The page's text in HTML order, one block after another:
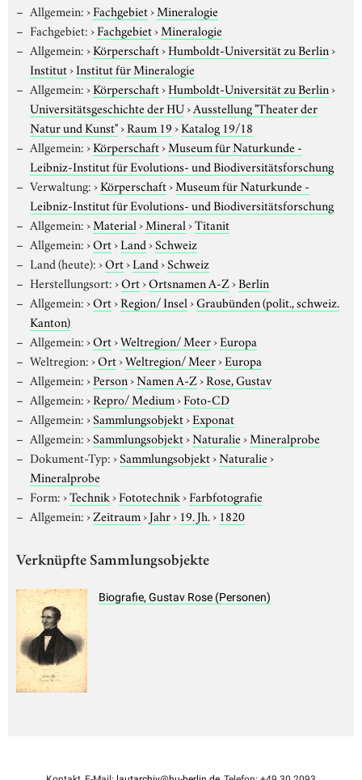
Allgemein:›Fachgebiet›Mineralogie
Fachgebiet:›Fachgebiet›Mineralogie
Allgemein:›Körperschaft›Humboldt-Universität zu Berlin›
Institut›Institut für Mineralogie
Allgemein:›Körperschaft›Humboldt-Universität zu Berlin›
Universitätsgeschichte der HU›Ausstellung "Theater der
Natur und Kunst"›Raum 19›Katalog 19/18
Allgemein:›Körperschaft›Museum für Naturkunde -
Leibniz-Institut für Evolutions- und Biodiversitätsforschung
Verwaltung:›Körperschaft›Museum für Naturkunde -
Leibniz-Institut für Evolutions- und Biodiversitätsforschung
Allgemein:›Material›Mineral›Titanit
Allgemein:›Ort›Land›Schweiz
Land (heute):›Ort›Land›Schweiz
Herstellungsort:›Ort›Ortsnamen A-Z›Berlin
Allgemein:›Ort›Region/ Insel›Graubünden (polit., schweiz.
Kanton)
Allgemein:›Ort›Weltregion/ Meer›Europa
Weltregion:›Ort›Weltregion/ Meer›Europa
Allgemein:›Person›Namen A-Z›Rose, Gustav
Allgemein:›Repro/ Medium›Foto-CD
Allgemein:›Sammlungsobjekt›Exponat
Allgemein:›Sammlungsobjekt›Naturalie›Mineralprobe
Dokument-Typ:›Sammlungsobjekt›Naturalie›
Mineralprobe
Form:›Technik›Fototechnik›Farbfotografie
Allgemein:›Zeitraum›Jahr› 19. Jh.› 1820
Verknüpfte Sammlungsobjekte
Biografie, Gustav Rose (Personen)